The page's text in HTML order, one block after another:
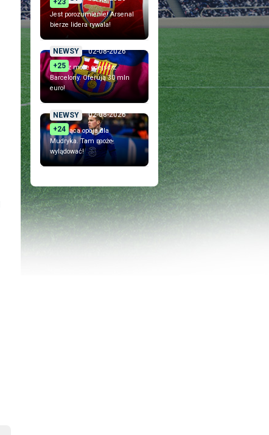
+23
Jest porozumienie! Arsenal
bierze lidera rywala!
NEWSY
02-08-2026
+25
Piłkarz może odejść z
Barcelony. Oferują 30 mln
euro!
NEWSY
02-08-2026
+24
Szokująca opcja dla
Mudryka. Tam może
wylądować!